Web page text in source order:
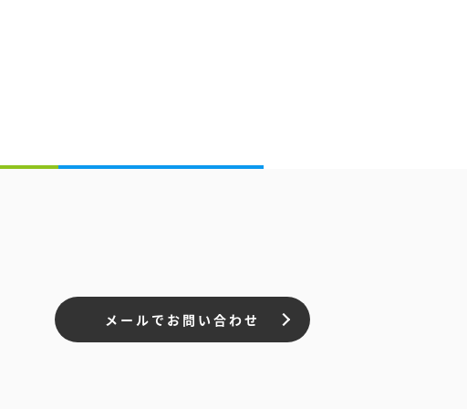
メールでお問い合わせ